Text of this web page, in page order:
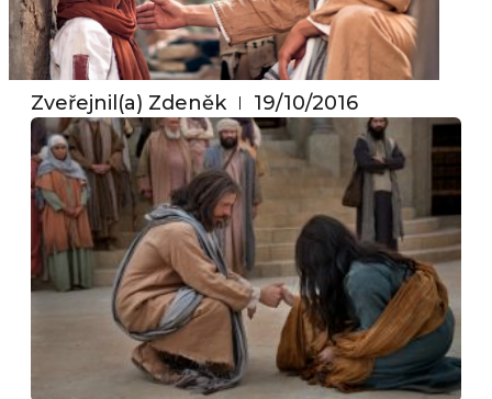
Zveřejnil(a) Zdeněk 19/10/2016